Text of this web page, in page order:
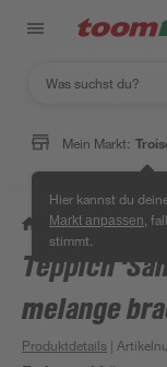
Mein Markt:
Hier kannst du
Markt anpassen ,
stimmt.
/ Wohnen &
Teppich
melange
Produktdetails |